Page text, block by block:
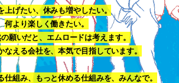
上げたい、休みも増やしたい。
何より楽しく働きたい。
願いだと、エムロードは考えます。
なえる会社を、本気で目指しています。
仕組み、もっと休める仕組みを、みんなで。